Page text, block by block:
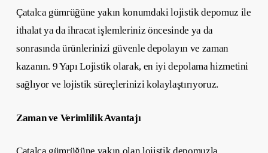
Çatalca gümrüğüne yakın konumdaki lojistik depomuz ile
ithalat ya da ihracat işlemleriniz öncesinde ya da
sonrasında ürünlerinizi güvenle depolayın ve zaman
kazanın. 9 Yapı Lojistik olarak, en iyi depolama hizmetini
sağlıyor ve lojistik süreçlerinizi kolaylaştırıyoruz.
Zaman ve Verimlilik Avantajı